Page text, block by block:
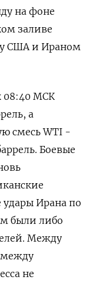
на фоне
заливе
США и Ираном
08:40 МСК
а
смесь WTI -
Боевые
Ирана по
были либо
Между
между
не